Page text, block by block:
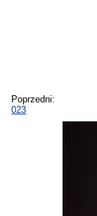
Poprzedni:
023